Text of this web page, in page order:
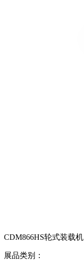
CDM866HS轮式装载机
展品类别：